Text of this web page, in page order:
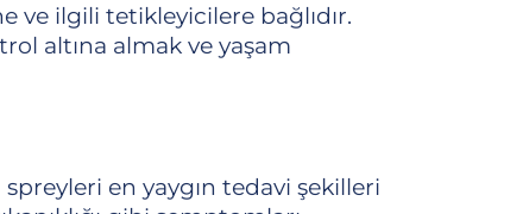
ve ilgili tetikleyicilere bağlıdır.
altına almak ve yaşam
en yaygın tedavi şekilleri